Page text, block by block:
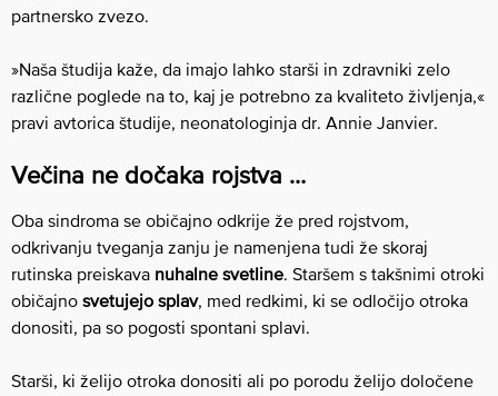
partnersko zvezo.
»Naša študija kaže, da imajo lahko starši in zdravniki zelo
različne poglede na to, kaj je potrebno za kvaliteto življenja,«
pravi avtorica študije, neonatologinja dr. Annie Janvier.
Večina ne dočaka rojstva …
Oba sindroma se običajno odkrije že pred rojstvom,
odkrivanju tveganja zanju je namenjena tudi že skoraj
rutinska preiskava nuhalne svetline. Staršem s takšnimi otroki
običajno svetujejo splav, med redkimi, ki se odločijo otroka
donositi, pa so pogosti spontani splavi.
Starši, ki želijo otroka donositi ali po porodu želijo določene